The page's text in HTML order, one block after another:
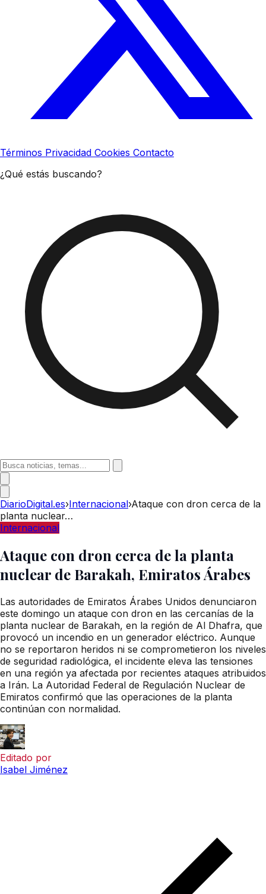
Términos Privacidad Cookies Contacto
¿Qué estás buscando?
DiarioDigital.es›Internacional›Ataque con dron cerca de la
planta nuclear…
Internacional
Ataque con dron cerca de la planta
nuclear de Barakah, Emiratos Árabes
Las autoridades de Emiratos Árabes Unidos denunciaron
este domingo un ataque con dron en las cercanías de la
planta nuclear de Barakah, en la región de Al Dhafra, que
provocó un incendio en un generador eléctrico. Aunque
no se reportaron heridos ni se comprometieron los niveles
de seguridad radiológica, el incidente eleva las tensiones
en una región ya afectada por recientes ataques atribuidos
a Irán. La Autoridad Federal de Regulación Nuclear de
Emiratos confirmó que las operaciones de la planta
continúan con normalidad.
Editado por
Isabel Jiménez